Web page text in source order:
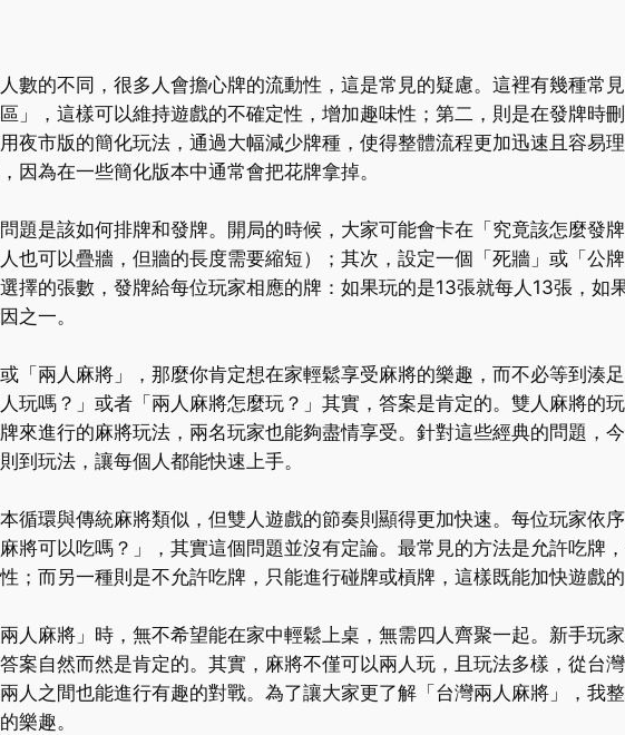
數的不同，很多人會擔心牌的流動性，這是常見的疑慮。這裡有幾種常
」，這樣可以維持遊戲的不確定性，增加趣味性；第二，則是在發牌時
夜市版的簡化玩法，通過大幅減少牌種，使得整體流程更加迅速且容易
因為在一些簡化版本中通常會把花牌拿掉。
題是該如何排牌和發牌。開局的時候，大家可能會卡在「究竟該怎麼發
也可以疊牆，但牆的長度需要縮短）；其次，設定一個「死牆」或「公
擇的張數，發牌給每位玩家相應的牌：如果玩的是13張就每人13張，如
之一。
「兩人麻將」，那麼你肯定想在家輕鬆享受麻將的樂趣，而不必等到湊
玩嗎？」或者「兩人麻將怎麼玩？」其實，答案是肯定的。雙人麻將的
來進行的麻將玩法，兩名玩家也能夠盡情享受。針對這些經典的問題，
到玩法，讓每個人都能快速上手。
循環與傳統麻將類似，但雙人遊戲的節奏則顯得更加快速。每位玩家依
將可以吃嗎？」，其實這個問題並沒有定論。最常見的方法是允許吃牌
；而另一種則是不允許吃牌，只能進行碰牌或槓牌，這樣既能加快遊戲
人麻將」時，無不希望能在家中輕鬆上桌，無需四人齊聚一起。新手玩
案自然而然是肯定的。其實，麻將不僅可以兩人玩，且玩法多樣，從台
人之間也能進行有趣的對戰。為了讓大家更了解「台灣兩人麻將」，我
樂趣。